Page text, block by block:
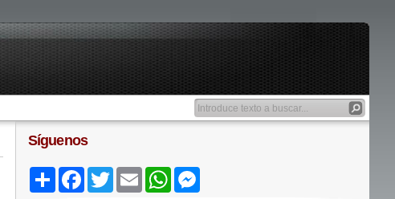
Síguenos
Share FacebookTwitter Email WhatsApp